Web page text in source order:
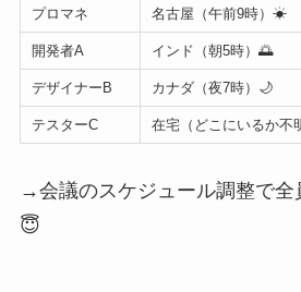
プロマネ 名古屋（午前9時）☀
開発者A インド（朝5時）🌅
デザイナーB カナダ（夜7時）🌙
テスターC 在宅（どこにいるか不
→会議のスケジュール調整で全
😇